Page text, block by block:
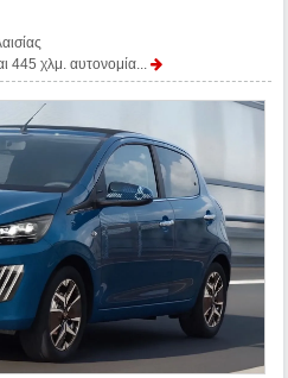
445 χλμ. αυτονομία...